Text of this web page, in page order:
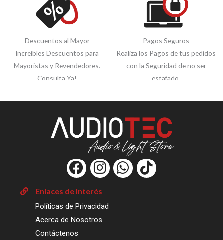
Descuentos al Mayor
Increíbles Descuentos para
Mayoristas y Revendedores.
Consulta Ya!
Pagos Seguros
Realiza los Pagos de tus pedidos
con la Seguridad de no ser
estafado.
Enlaces de Interés
Políticas de Privacidad
Acerca de Nosotros
Contáctenos
F
a
c
e
b
o
I
n
s
t
a
W
h
T
i